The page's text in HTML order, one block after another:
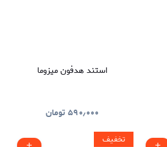
استند هدفون میزوما
۵۹۰٫۰۰۰تومان
تخفیف